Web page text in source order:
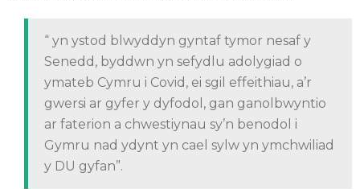
“ yn ystod blwyddyn gyntaf tymor nesaf y
Senedd, byddwn yn sefydlu adolygiad o
ymateb Cymru i Covid, ei sgil effeithiau, a’r
gwersi ar gyfer y dyfodol, gan ganolbwyntio
ar faterion a chwestiynau sy’n benodol i
Gymru nad ydynt yn cael sylw yn ymchwiliad
y DU gyfan”.